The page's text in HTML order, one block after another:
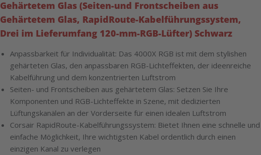
Gehärtetem Glas (Seiten-und Frontscheiben aus
Gehärtetem Glas, RapidRoute-Kabelführungssystem,
Drei im Lieferumfang 120-mm-RGB-Lüfter) Schwarz
Anpassbarkeit für Individualität: Das 4000X RGB ist mit dem stylishen
gehärteten Glas, den anpassbaren RGB-Lichteffekten, der ideenreiche
Kabelführung und dem konzentrierten Luftstrom
Seiten- und Frontscheiben aus gehärtetem Glas: Setzen Sie Ihre
Komponenten und RGB-Lichteffekte in Szene, mit dedizierten
Lüftungskanälen an der Vorderseite für einen idealen Luftstrom
Corsair RapidRoute-Kabelführungssystem: Bietet Ihnen eine schnelle und
einfache Möglichkeit, Ihre wichtigsten Kabel ordentlich durch einen
einzigen Kanal zu verlegen